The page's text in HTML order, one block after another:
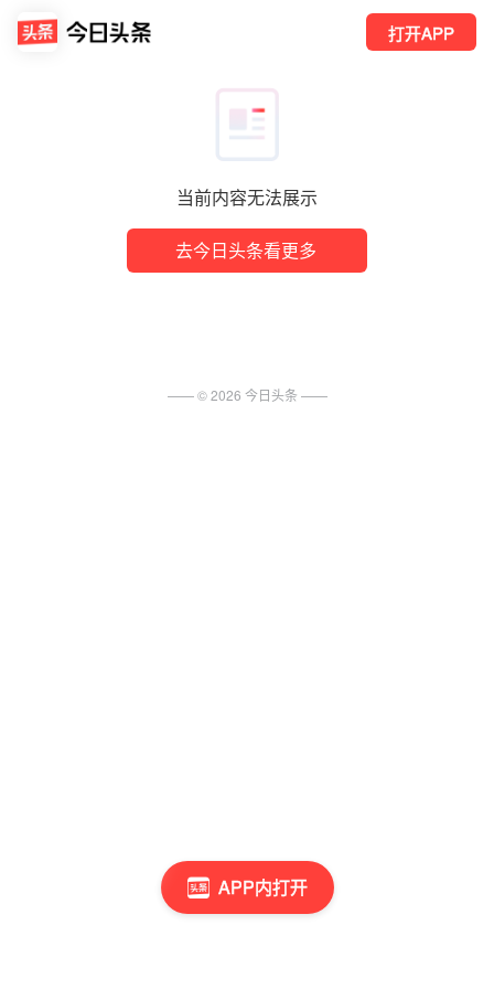
当前内容无法展示
去今日头条看更多
打开APP
APP内打开
—— ©2026 今日头条 ——